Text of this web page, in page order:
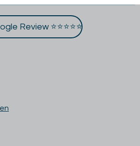
Review ⭐⭐⭐⭐⭐